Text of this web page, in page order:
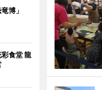
竜博」
食堂 龍